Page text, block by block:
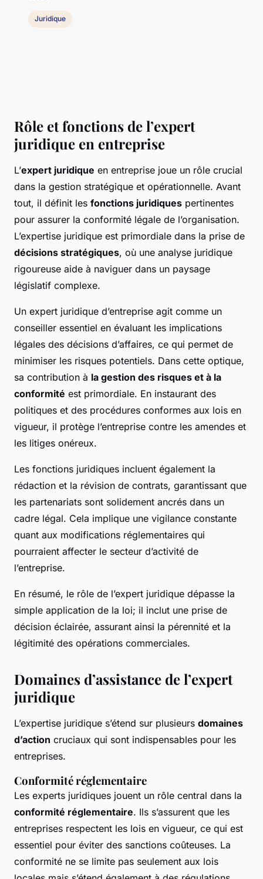
Rôle et fonctions de l’expert
juridique en entreprise
L’expert juridique en entreprise joue un rôle crucial
dans la gestion stratégique et opérationnelle. Avant
tout, il définit les fonctions juridiques pertinentes
pour assurer la conformité légale de l’organisation.
L’expertise juridique est primordiale dans la prise de
décisions stratégiques, où une analyse juridique
rigoureuse aide à naviguer dans un paysage
législatif complexe.
Un expert juridique d’entreprise agit comme un
conseiller essentiel en évaluant les implications
légales des décisions d’affaires, ce qui permet de
minimiser les risques potentiels. Dans cette optique,
sa contribution à la gestion des risques et à la
conformité est primordiale. En instaurant des
politiques et des procédures conformes aux lois en
vigueur, il protège l’entreprise contre les amendes et
les litiges onéreux.
Les fonctions juridiques incluent également la
rédaction et la révision de contrats, garantissant que
les partenariats sont solidement ancrés dans un
cadre légal. Cela implique une vigilance constante
quant aux modifications réglementaires qui
pourraient affecter le secteur d’activité de
l’entreprise.
En résumé, le rôle de l’expert juridique dépasse la
simple application de la loi; il inclut une prise de
décision éclairée, assurant ainsi la pérennité et la
légitimité des opérations commerciales.
Domaines d’assistance de l’expert
juridique
L’expertise juridique s’étend sur plusieurs domaines
d’action cruciaux qui sont indispensables pour les
entreprises.
Conformité réglementaire
Les experts juridiques jouent un rôle central dans la
conformité réglementaire. Ils s’assurent que les
entreprises respectent les lois en vigueur, ce qui est
essentiel pour éviter des sanctions coûteuses. La
conformité ne se limite pas seulement aux lois
Juridique